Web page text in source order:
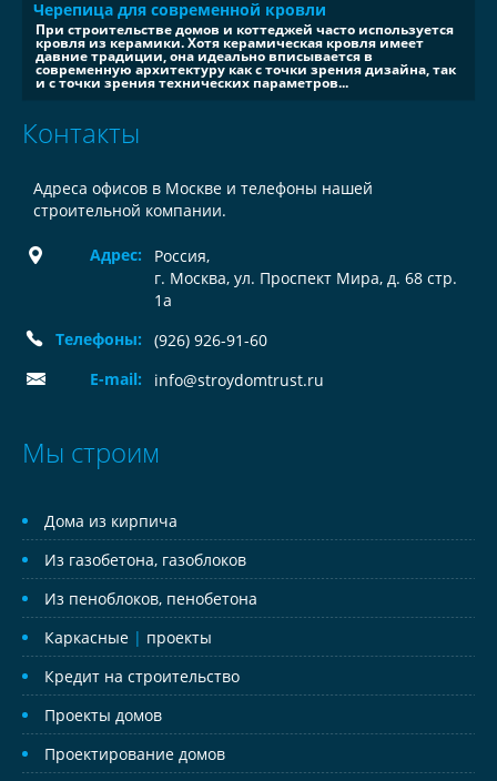
Черепица для современной кровли
При строительстве домов и коттеджей часто используется
кровля из керамики. Хотя керамическая кровля имеет
давние традиции, она идеально вписывается в
современную архитектуру как с точки зрения дизайна, так
и с точки зрения технических параметров...
Контакты
Адреса офисов в Москве и телефоны нашей
строительной компании.
Адрес: Россия,
г. Москва, ул. Проспект Мира, д. 68 стр.
1а
Телефоны:
(926) 926-91-60
E-mail:
info@stroydomtrust.ru
Мы строим
Дома из кирпича
Из газобетона, газоблоков
Из пеноблоков, пенобетона
Каркасные | проекты
Кредит на строительство
Проекты домов
Проектирование домов